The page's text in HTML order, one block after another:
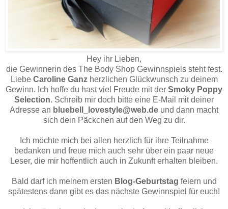
Hey ihr Lieben,
die Gewinnerin des The Body Shop Gewinnspiels steht fest.
Liebe Caroline Ganzherzlichen Glückwunsch zu deinem
Gewinn. Ich hoffe du hast viel Freude mit der Smoky Poppy
Selection. Schreib mir doch bitte eine E-Mail mit deiner
Adresse an bluebell_lovestyle@web.de und dann macht
sich dein Päckchen auf den Weg zu dir.
Ich möchte mich bei allen herzlich für ihre Teilnahme
bedanken und freue mich auch sehr über ein paar neue
Leser, die mir hoffentlich auch in Zukunft erhalten bleiben.
Bald darf ich meinem ersten Blog-Geburtstag feiern und
spätestens dann gibt es das nächste Gewinnspiel für euch!